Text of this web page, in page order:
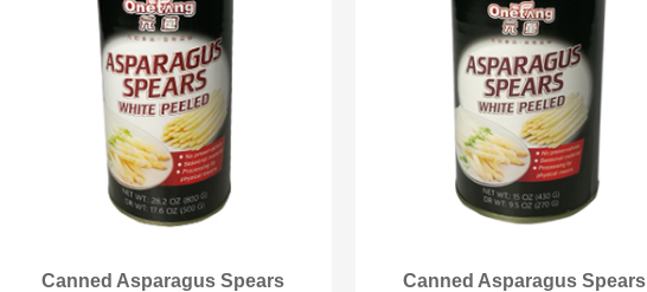
Canned Asparagus Spears
Canned Asparagus Spears